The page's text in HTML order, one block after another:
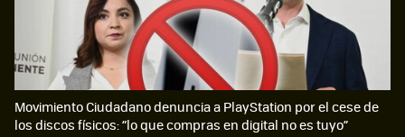
Movimiento Ciudadano denuncia a PlayStation por el cese de
los discos físicos: “lo que compras en digital no es tuyo”